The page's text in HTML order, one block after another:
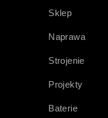
Sklep
Naprawa
Strojenie
Projekty
Baterie